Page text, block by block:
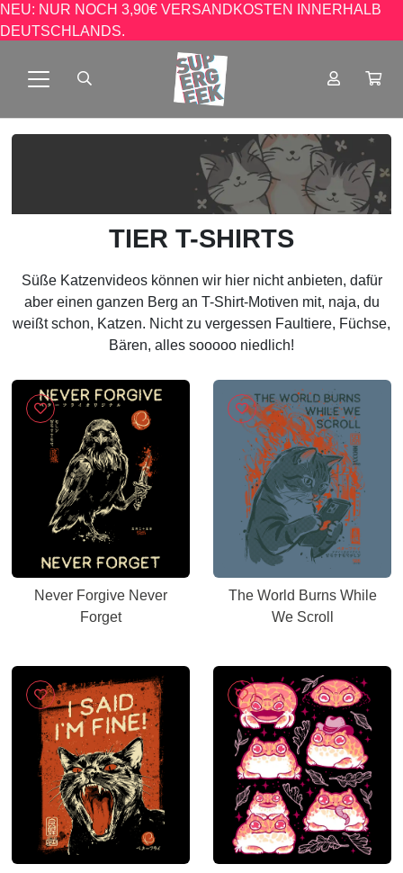
NEU: NUR NOCH 3,90€ VERSANDKOSTEN INNERHALB
DEUTSCHLANDS.
TIER T-SHIRTS
Süße Katzenvideos können wir hier nicht anbieten, dafür
aber einen ganzen Berg an T-Shirt-Motiven mit, naja, du
weißt schon, Katzen. Nicht zu vergessen Faultiere, Füchse,
Bären, alles sooooo niedlich!
Never Forgive Never
Forget
The World Burns While
We Scroll